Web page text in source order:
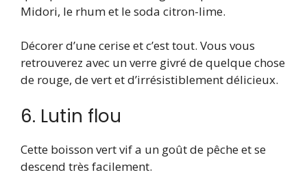
Midori, le rhum et le soda citron-lime.
Décorer d’une cerise et c’est tout. Vous vous
retrouverez avec un verre givré de quelque chose
de rouge, de vert et d’irrésistiblement délicieux.
6. Lutin flou
Cette boisson vert vif a un goût de pêche et se
descend très facilement.